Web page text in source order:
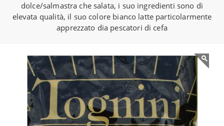
dolce/salmastra che salata, i suo ingredienti sono di
elevata qualità, il suo colore bianco latte particolarmente
apprezzato dia pescatori di cefa